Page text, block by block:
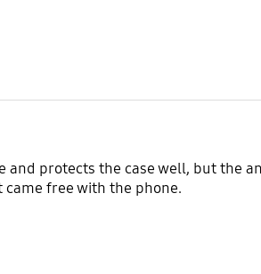
and protects the case well, but the
free with the phone.